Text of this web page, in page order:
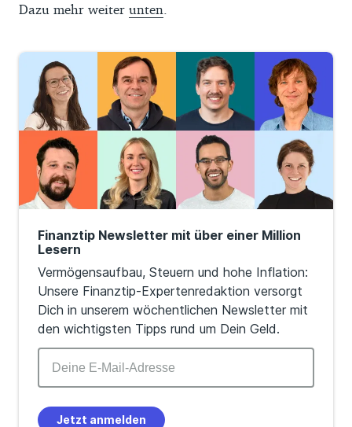
Dazu mehr weiter unten
Finanztip Newsletter mit über einer Million
Lesern
Vermögensaufbau, Steuern und hohe Inflation:
Unsere Finanztip-Expertenredaktion versorgt
Dich in unserem wöchentlichen Newsletter mit
den wichtigsten Tipps rund um Dein Geld.
Jetzt anmelden